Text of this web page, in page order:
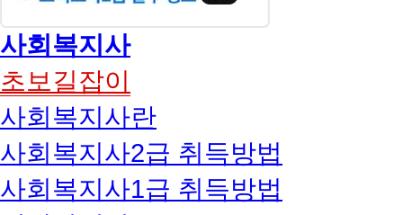
사회복지사
초보길잡이
사회복지사란
사회복지사2급 취득방법
사회복지사1급 취득방법